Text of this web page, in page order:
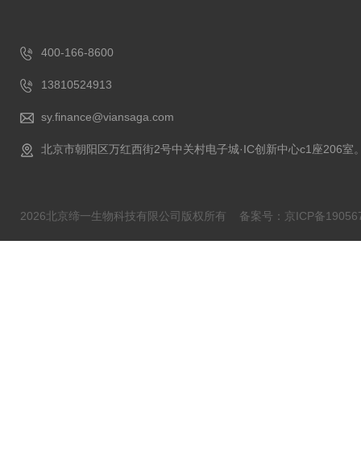
400-166-8600
13810524913
sy.finance@viansaga.com
北京市朝阳区万红西街2号中关村电子城·IC创新中心c1座206室
2026北京缔一生物科技有限公司版权所有 备案号：京ICP备